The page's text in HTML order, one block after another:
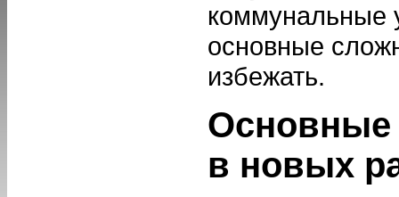
коммунальные
основные
избежать.
Основные
в новых